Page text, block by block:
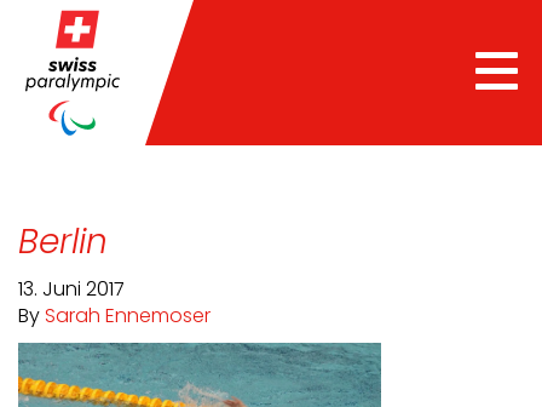
Berlin
13. Juni 2017
By Sarah Ennemoser